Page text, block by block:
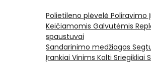
Polietileno plėvelė Poliravimo
Keičiamomis Galvutėmis
spaustuvai
Sandarinimo medžiagos
Įrankiai Vinims Kalti Sriegikliai